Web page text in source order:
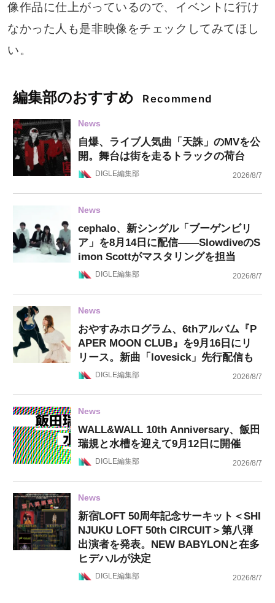
像作品に仕上がっているので、イベントに行け
なかった人も是非映像をチェックしてみてほし
い。
編集部のおすすめ Recommend
News
自爆、ライブ人気曲「天誅」のMVを公
開。舞台は街を走るトラックの荷台
DIGLE編集部 2026/8/7
News
cephalo、新シングル「ブーゲンビリ
ア」を8月14日に配信——SlowdiveのS
imon Scottがマスタリングを担当
DIGLE編集部 2026/8/7
News
おやすみホログラム、6thアルバム『P
APER MOON CLUB』を9月16日にリ
リース。新曲「lovesick」先行配信も
DIGLE編集部 2026/8/7
News
WALL&WALL 10th Anniversary、飯田
瑞規と水槽を迎えて9月12日に開催
DIGLE編集部 2026/8/7
News
新宿LOFT 50周年記念サーキット＜SHI
NJUKU LOFT 50th CIRCUIT＞第八弾
出演者を発表。NEW BABYLONと在多
ヒデハルが決定
DIGLE編集部 2026/8/7